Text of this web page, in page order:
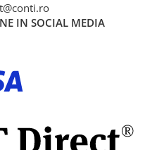
IN SOCIAL MEDIA